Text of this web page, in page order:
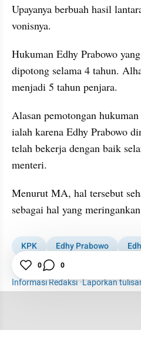
Upayanya berbuah hasil
vonisnya.
Hukuman Edhy Prabowo
dipotong selama 4 tahun.
menjadi 5 tahun penjara.
Alasan pemotongan
ialah karena Edhy Prabowo
telah bekerja dengan baik
menteri.
Menurut MA, hal tersebut
sebagai hal yang
KPK Edhy Prabowo
Mahkamah Agung
Informasi Redaksi·Laporkan
0 0